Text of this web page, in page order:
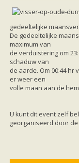
Limburg
Noord-
Noord-
Overijssel
Utrecht
Zeeland
Vleermuizen
Bescherming
Meedoen
gedeeltelijke
De gedeeltelijke
maximum van
de verduistering om
schaduw van
de aarde. Om 00:44
er weer een
volle maan aan de
U kunt dit event zelf
georganiseerd door de